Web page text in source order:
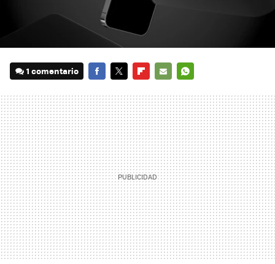
1 comentario
MAIL